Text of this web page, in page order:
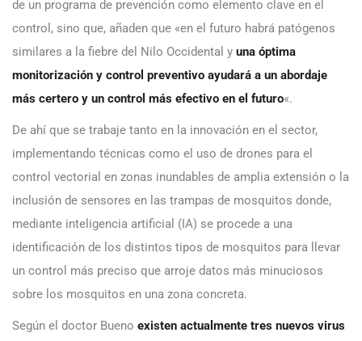
de un programa de prevención como elemento clave en el
control, sino que, añaden que «en el futuro habrá patógenos
similares a la fiebre del Nilo Occidental y una óptima
monitorización y control preventivo ayudará a un abordaje
más certero y un control más efectivo en el futuro«.
De ahí que se trabaje tanto en la innovación en el sector,
implementando técnicas como el uso de drones para el
control vectorial en zonas inundables de amplia extensión o la
inclusión de sensores en las trampas de mosquitos donde,
mediante inteligencia artificial (IA) se procede a una
identificación de los distintos tipos de mosquitos para llevar
un control más preciso que arroje datos más minuciosos
sobre los mosquitos en una zona concreta.
Según el doctor Bueno existen actualmente tres nuevos virus